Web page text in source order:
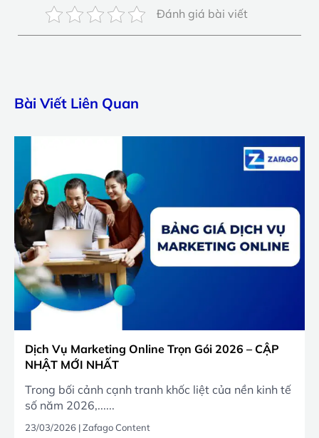
Đánh giá bài viết
Bài Viết Liên Quan
Dịch Vụ Marketing Online Trọn Gói 2026 – CẬP
NHẬT MỚI NHẤT
Trong bối cảnh cạnh tranh khốc liệt của nền kinh tế
số năm 2026,......
23/03/2026 |Zafago Content